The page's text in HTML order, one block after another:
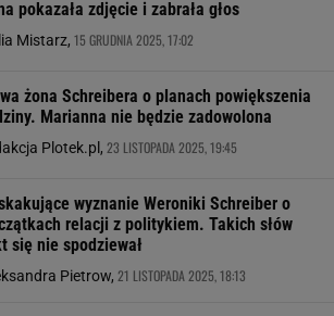
pokazała zdjęcie i zabrała głos
Mistarz, 15 GRUDNIA 2025, 17:02
żona Schreibera o planach powiększenia
Marianna nie będzie zadowolona
Plotek.pl, 23 LISTOPADA 2025, 19:45
wyznanie Weroniki Schreiber o
relacji z politykiem. Takich słów
się nie spodziewał
Pietrow, 21 LISTOPADA 2025, 18:13